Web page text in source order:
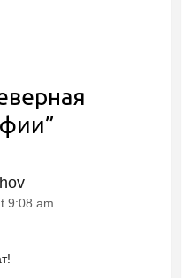
”
9:08 am